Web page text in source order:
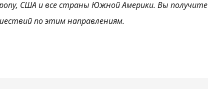
США и все страны Южной Америки. Вы получите
по этим направлениям.